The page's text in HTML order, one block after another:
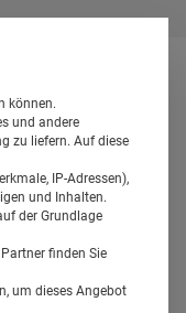
können.
und andere
zu liefern. Auf diese
IP-Adressen),
und Inhalten.
der Grundlage
finden Sie
um dieses Angebot